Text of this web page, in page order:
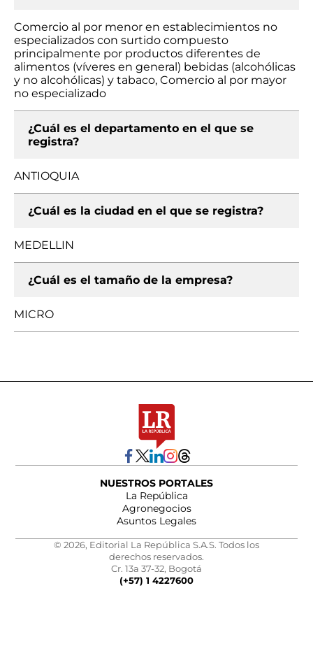
Comercio al por menor en establecimientos no
especializados con surtido compuesto
principalmente por productos diferentes de
alimentos (víveres en general) bebidas (alcohólicas
y no alcohólicas) y tabaco, Comercio al por mayor
no especializado
¿Cuál es el departamento en el que se
registra?
ANTIOQUIA
¿Cuál es la ciudad en el que se registra?
MEDELLIN
¿Cuál es el tamaño de la empresa?
MICRO
NUESTROS PORTALES
La República
Agronegocios
Asuntos Legales
© 2026, Editorial La República S.A.S. Todos los
derechos reservados.
Cr. 13a 37-32, Bogotá
(+57) 1 4227600